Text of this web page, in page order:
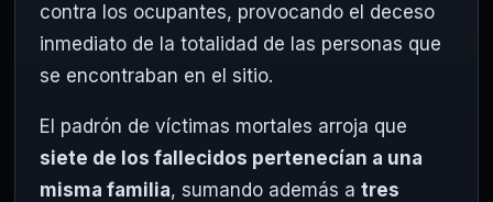
contra los ocupantes, provocando el deceso
inmediato de la totalidad de las personas que
se encontraban en el sitio.
El padrón de víctimas mortales arroja que
siete de los fallecidos pertenecían a una
misma familia, sumando además a tres